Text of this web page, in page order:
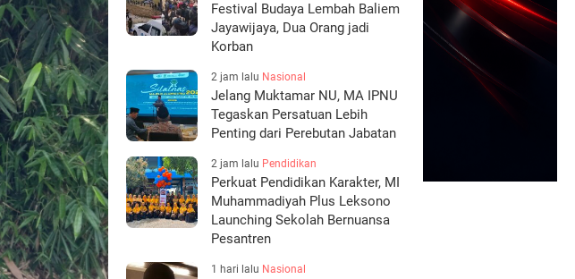
Festival Budaya Lembah Baliem
Jayawijaya, Dua Orang jadi
Korban
2 jam lalu Nasional
Jelang Muktamar NU, MA IPNU
Tegaskan Persatuan Lebih
Penting dari Perebutan Jabatan
2 jam lalu Pendidikan
Perkuat Pendidikan Karakter, MI
Muhammadiyah Plus Leksono
Launching Sekolah Bernuansa
Pesantren
1 hari lalu Nasional